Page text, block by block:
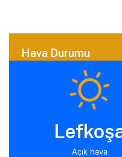
Hava Durumu
Açık hava